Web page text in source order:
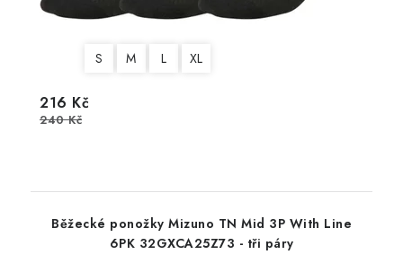
S M L XL
216 Kč
240 Kč
Běžecké ponožky Mizuno TN Mid 3P With Line
6PK 32GXCA25Z73 - tři páry